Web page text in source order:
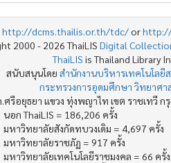
http://dcms.thailis.or.th/tdc/or
2000 - 2026 ThaiLIS Digital
ThaiLIS is Thailand Library
สนับสนุนโดย สำนักงานบริหารเทคโนโล
กระทรวงการอุดมศึกษา วิทยาศา
ศรีอยุธยา แขวง ทุ่งพญาไท เขต ราชเทวี ก
นอก ThaiLIS = 186,206 ครั้ง
มหาวิทยาลัยสังกัดทบวงเดิม = 4,697 ครั้ง
มหาวิทยาลัยราชภัฏ = 917 ครั้ง
มหาวิทยาลัยเทคโนโลยีราชมงคล = 66 ครั้ง